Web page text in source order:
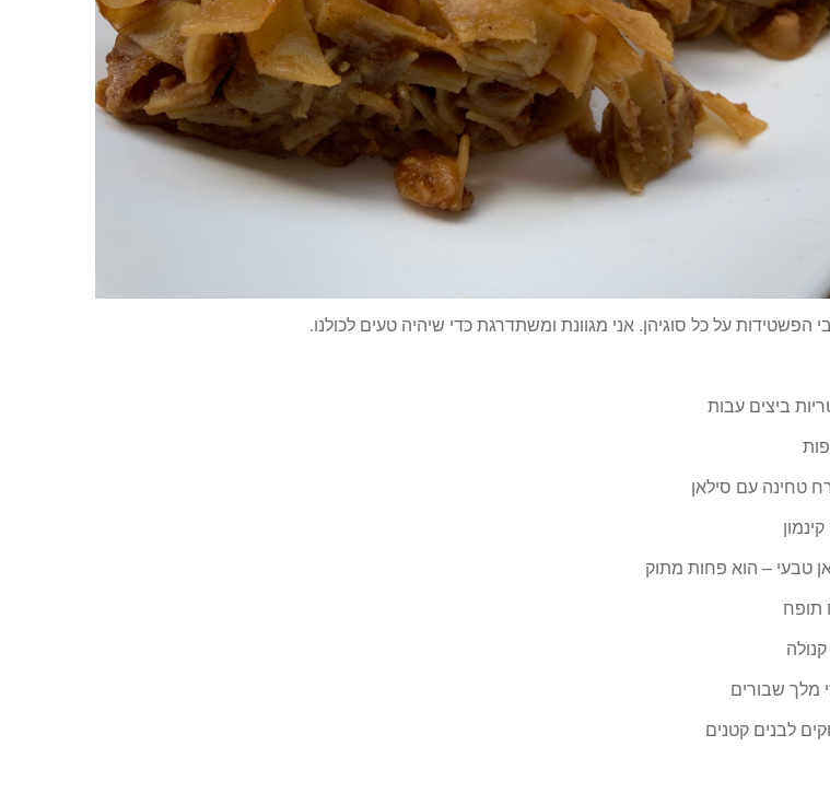
הפשטידות על כל סוגיהן. אני מגוונת ומשתדרגת כדי שיהיה טעים לכולנו.